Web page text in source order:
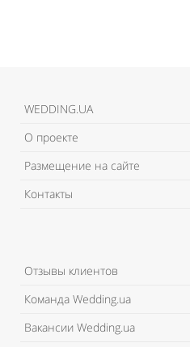
WEDDING.UA
О проекте
Размещение на сайте
Контакты
Отзывы клиентов
Команда Wedding.ua
Вакансии Wedding.ua